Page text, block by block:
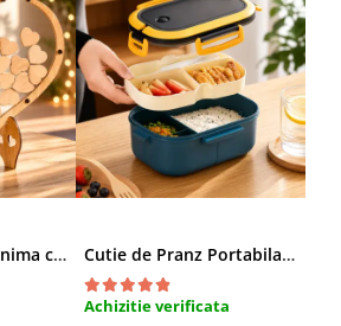
Suport decorativ inima cu mesaje, Cadou cu suflet Cutie de Pranz Portabila cu Compartimente
Achizitie verificata